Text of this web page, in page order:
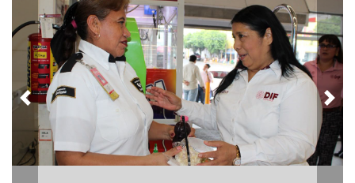
Previous